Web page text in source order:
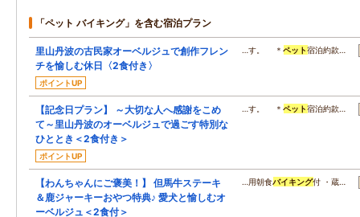
「ペット バイキング」を含む宿泊プラン
里山丹波の古民家オーベルジュで創作フレン
チを愉しむ休日〈2食付き〉
ポイントUP
…す。 ＊ペット宿泊約款…
【記念日プラン】 ～大切な人へ感謝をこめ
て～里山丹波のオーベルジュで過ごす特別な
ひととき＜2食付き＞
ポイントUP
…す。 ＊ペット宿泊約款…
【わんちゃんにご褒美！】 但馬牛ステーキ
＆鹿ジャーキーおやつ特典♪ 愛犬と愉しむオ
ーベルジュ＜2食付＞
…用朝食バイキング付 ・蔵…